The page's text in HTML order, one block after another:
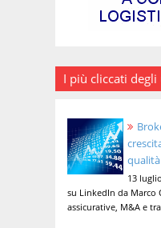
I più cliccati
13
su LinkedIn da Marco
assicurative, M&A e